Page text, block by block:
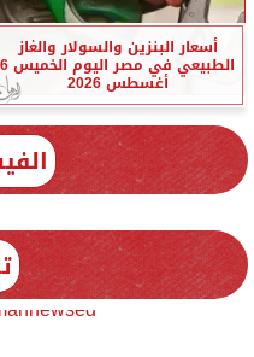
أسعار البنزين والسولار والغاز
الطبيعي في مصر اليوم الخميس 6
أغسطس 2026